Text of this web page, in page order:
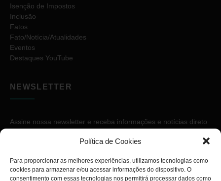
Política de Cookies
Para proporcionar as melhores experiências, utilizamos tecnologias como
cookies para armazenar e/ou acessar informações do dispositivo. O
consentimento com essas tecnologias nos permitirá processar dados como
Isenção de Impostos
Inclusão
Fatos
Fato/Notícia/Atualidades
Eventos
Destaques YouTube
NEWSLETTER
Assine nossa newsletter e receba informações e notícias direto